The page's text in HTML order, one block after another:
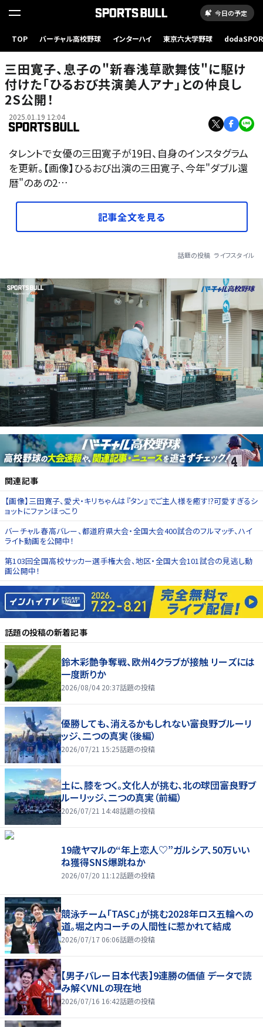
今日の予定
TOP バーチャル高校野球 インターハイ 東京六大学野球
三田寛子、息子の"新春浅草歌舞伎"に駆け
付けた「ひるおび共演美人アナ」との仲良し
2S公開！
2025.01.19 12:04
タレントで女優の三田寛子が19日、自身のインスタグラム
を更新。【画像】ひるおび出演の三田寛子、今年"ダブル還
暦"のあの2…
記事全文を見る
話題の投稿 ライフスタイル
関連記事
【画像】三田寛子、愛犬・キリちゃんは『タン』でご主人様を癒す⁉可愛すぎるシ
ョットにファンほっこり
バーチャル春高バレー、都道府県大会・全国大会400試合のフルマッチ、ハイ
ライト動画を公開中！
第103回全国高校サッカー選手権大会、地区・全国大会101試合の見逃し動
画公開中！
話題の投稿の新着記事
鈴木彩艶争奪戦、欧州4クラブが接触 リーズには
一度断りか
2026/08/04 20:37話題の投稿
優勝しても、消えるかもしれない――富良野ブルーリ
ッジ、二つの真実（後編）
2026/07/21 15:25話題の投稿
土に、膝をつく。文化人が挑む、北の球団――富良野ブ
ルーリッジ、二つの真実（前編）
2026/07/21 14:48話題の投稿
19歳ヤマルの“年上恋人♡”ガルシア、50万いい
ね獲得SNS爆跳ねか
2026/07/20 11:12話題の投稿
競泳チーム「TASC」が挑む2028年ロス五輪への
道。堀之内コーチの人間性に惹かれて結成
2026/07/17 06:06話題の投稿
【男子バレー日本代表】9連勝の価値 データで読
み解くVNLの現在地
2026/07/16 16:42話題の投稿